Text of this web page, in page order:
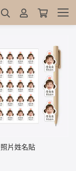
照片姓名貼